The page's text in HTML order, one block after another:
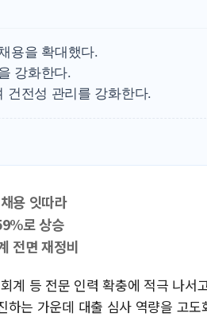
용을 확대했다.
강화한다.
건전성 관리를 강화한다.
용 잇따라
로 상승
전면 재정비
계 등 전문 인력 확충에 적극 나서
는 가운데 대출 심사 역량을 고도